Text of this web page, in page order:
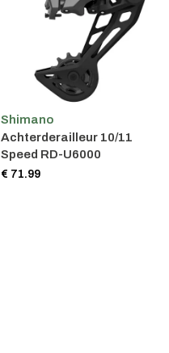
Shimano
Achterderailleur 10/11
Speed RD-U6000
€ 71.99